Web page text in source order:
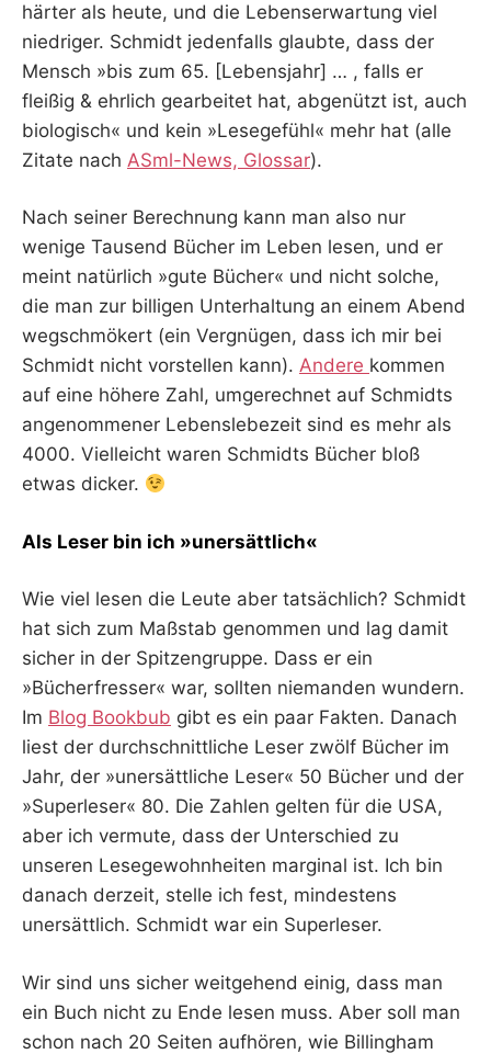
härter als heute, und die Lebenserwartung viel
niedriger. Schmidt jedenfalls glaubte, dass der
Mensch »bis zum 65. [Lebensjahr] … , falls er
fleißig & ehrlich gearbeitet hat, abgenützt ist, auch
biologisch« und kein »Lesegefühl« mehr hat (alle
Zitate nach ASml-News, Glossar).
Nach seiner Berechnung kann man also nur
wenige Tausend Bücher im Leben lesen, und er
meint natürlich »gute Bücher« und nicht solche,
die man zur billigen Unterhaltung an einem Abend
wegschmökert (ein Vergnügen, dass ich mir bei
Schmidt nicht vorstellen kann). Andere kommen
auf eine höhere Zahl, umgerechnet auf Schmidts
angenommener Lebenslebezeit sind es mehr als
4000. Vielleicht waren Schmidts Bücher bloß
etwas dicker.
Als Leser bin ich »unersättlich«
Wie viel lesen die Leute aber tatsächlich? Schmidt
hat sich zum Maßstab genommen und lag damit
sicher in der Spitzengruppe. Dass er ein
»Bücherfresser« war, sollten niemanden wundern.
Im Blog Bookbub gibt es ein paar Fakten. Danach
liest der durchschnittliche Leser zwölf Bücher im
Jahr, der »unersättliche Leser« 50 Bücher und der
»Superleser« 80. Die Zahlen gelten für die USA,
aber ich vermute, dass der Unterschied zu
unseren Lesegewohnheiten marginal ist. Ich bin
danach derzeit, stelle ich fest, mindestens
unersättlich. Schmidt war ein Superleser.
Wir sind uns sicher weitgehend einig, dass man
ein Buch nicht zu Ende lesen muss. Aber soll man
schon nach 20 Seiten aufhören, wie Billingham